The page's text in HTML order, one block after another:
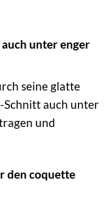
unter enger
seine glatte
auch unter
und
den coquette